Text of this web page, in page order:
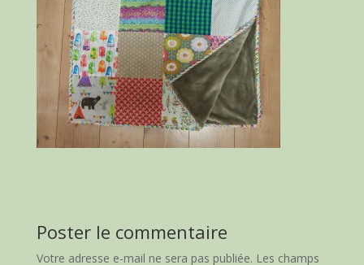
Poster le commentaire
Votre adresse e-mail ne sera pas publiée. Les champs